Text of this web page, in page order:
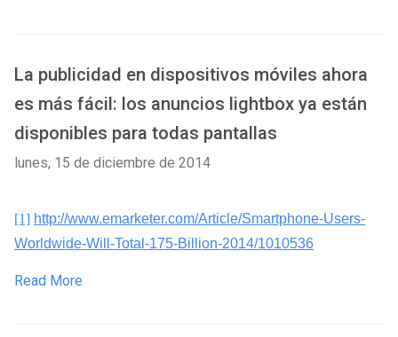
La publicidad en dispositivos móviles ahora
es más fácil: los anuncios lightbox ya están
disponibles para todas pantallas
lunes, 15 de diciembre de 2014
[1] http://www.emarketer.com/Article/Smartphone-Users-
Worldwide-Will-Total-175-Billion-2014/1010536
Read More